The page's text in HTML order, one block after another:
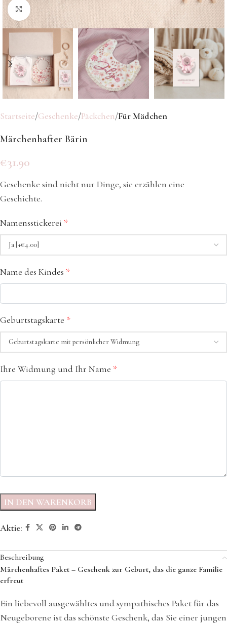
Klicken Sie hier, um zu vergrößern
Startseite Geschenke Päckchen Für Mädchen
Märchenhafter Bärin
€31.90
Geschenke sind nicht nur Dinge, sie erzählen eine
Geschichte.
Namensstickerei *
Name des Kindes *
Geburtstagskarte *
Ihre Widmung und Ihr Name *
IN DEN WARENKORB
Aktie:
Beschreibung
Märchenhaftes Paket – Geschenk zur Geburt, das die ganze Familie
erfreut
Ein liebevoll ausgewähltes und sympathisches Paket für das
Neugeborene ist das schönste Geschenk, das Sie einer jungen